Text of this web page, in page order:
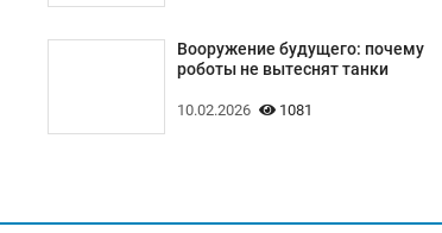
Вооружение будущего: почему
роботы не вытеснят танки
10.02.2026 1081